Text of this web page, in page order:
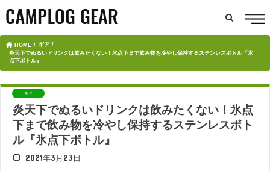
HOME
ギア
炎天下でぬるいドリンクは飲みたくない！氷点下まで飲み物を冷やし保持するステンレスボトル『氷
点下ボトル』
ギア
炎天下でぬるいドリンクは飲みたくない！氷点
下まで飲み物を冷やし保持するステンレスボト
ル『氷点下ボトル』
2021年3月23日